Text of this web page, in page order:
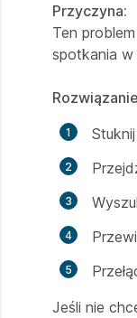
Przyczyna:
Ten
spotkania w
Stuknij
Jeśli nie